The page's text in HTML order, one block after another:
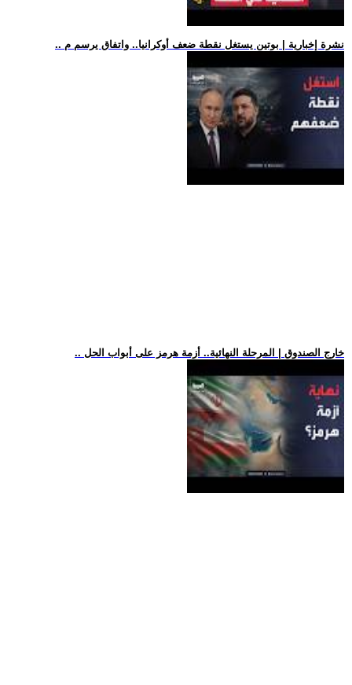
.. نشرة إخبارية | بوتين يستغل نقطة ضعف أوكرانيا.. واتفاق يرسم م
.. خارج الصندوق | المرحلة النهائية.. أزمة هرمز على أبواب الحل